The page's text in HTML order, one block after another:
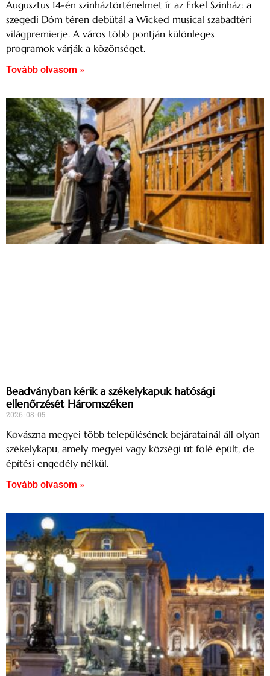
Augusztus 14-én színháztörténelmet ír az Erkel Színház: a
szegedi Dóm téren debütál a Wicked musical szabadtéri
világpremierje. A város több pontján különleges
programok várják a közönséget.
Tovább olvasom »
Beadványban kérik a székelykapuk hatósági
ellenőrzését Háromszéken
2026-08-05
Kovászna megyei több településének bejáratainál áll olyan
székelykapu, amely megyei vagy községi út fölé épült, de
építési engedély nélkül.
Tovább olvasom »